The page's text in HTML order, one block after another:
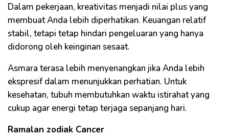
Dalam pekerjaan, kreativitas menjadi nilai plus yang
membuat Anda lebih diperhatikan. Keuangan relatif
stabil, tetapi tetap hindari pengeluaran yang hanya
didorong oleh keinginan sesaat.
Asmara terasa lebih menyenangkan jika Anda lebih
ekspresif dalam menunjukkan perhatian. Untuk
kesehatan, tubuh membutuhkan waktu istirahat yang
cukup agar energi tetap terjaga sepanjang hari.
Ramalan zodiak Cancer